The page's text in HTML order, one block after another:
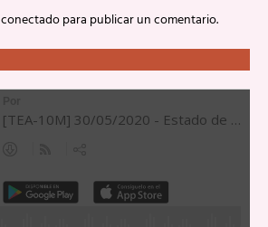
conectadopara publicar un comentario.